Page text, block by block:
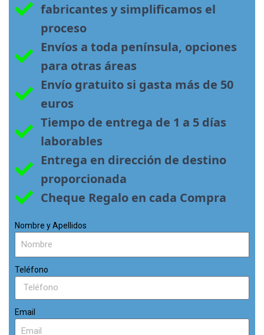
fabricantes y simplificamos el
proceso
Envíos a toda península, opciones
para otras áreas
Envío gratuito si gasta más de 50
euros
Tiempo de entrega de 1 a 5 días
laborables
Entrega en dirección de destino
proporcionada
Cheque Regalo en cada Compra
Nombre y Apellidos
Teléfono
Email